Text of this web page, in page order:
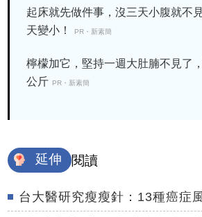
起床就先做件事，沒三天小腹就不
天變小！
PR・新素簡
檸檬加它，堅持一週大肚腩不見了
公斤 PR・新素簡
延伸 閱讀
台大醫研究瘦瘦針：13種癌症